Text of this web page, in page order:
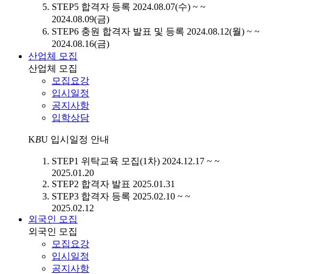
STEP5 합격자 등록 2024.08.07(수) ~ ~
2024.08.09(금)
STEP6 충원 합격자 발표 및 등록 2024.08.12(월) ~ ~
2024.08.16(금)
산업체 모집
산업체 모집
모집요강
입시일정
공지사항
입학상담
KBU 입시일정 안내
STEP1 위탁교육 모집(1차) 2024.12.17 ~ ~
2025.01.20
STEP2 합격자 발표 2025.01.31
STEP3 합격자 등록 2025.02.10 ~ ~
2025.02.12
외국인 모집
외국인 모집
모집요강
입시일정
공지사항